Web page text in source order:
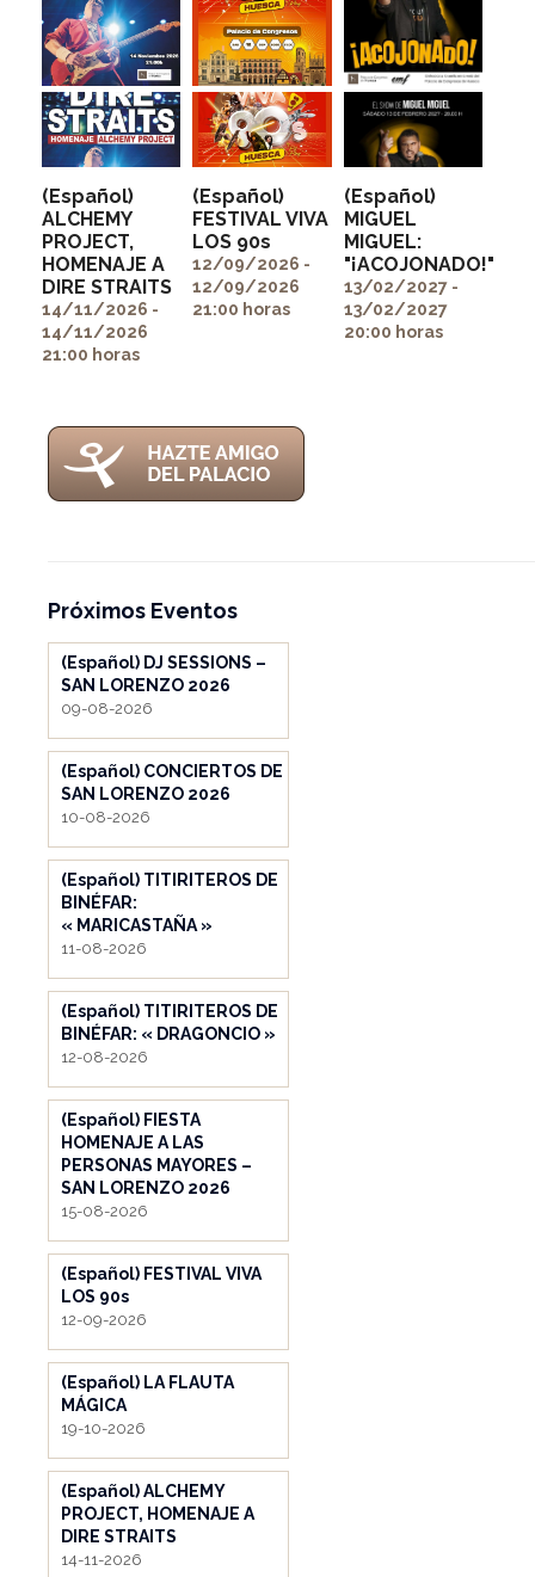
" alt=""
itemprop="image">
(Español)
ALCHEMY
PROJECT,
HOMENAJE A
DIRE STRAITS
14/11/2026 -
14/11/2026
21:00 horas
" alt=""
itemprop="image">
(Español)
FESTIVAL VIVA
LOS 90s
12/09/2026 -
12/09/2026
21:00 horas
" alt=""
itemprop="image">
(Español)
MIGUEL
MIGUEL:
"¡ACOJONADO!"
13/02/2027 -
13/02/2027
20:00 horas
Próximos Eventos
(Español) DJ SESSIONS –
SAN LORENZO 2026
09-08-2026
(Español) CONCIERTOS DE
SAN LORENZO 2026
10-08-2026
(Español) TITIRITEROS DE
BINÉFAR:
« MARICASTAÑA »
11-08-2026
(Español) TITIRITEROS DE
BINÉFAR: « DRAGONCIO »
12-08-2026
(Español) FIESTA
HOMENAJE A LAS
PERSONAS MAYORES –
SAN LORENZO 2026
15-08-2026
(Español) FESTIVAL VIVA
LOS 90s
12-09-2026
(Español) LA FLAUTA
MÁGICA
19-10-2026
(Español) ALCHEMY
PROJECT, HOMENAJE A
DIRE STRAITS
14-11-2026